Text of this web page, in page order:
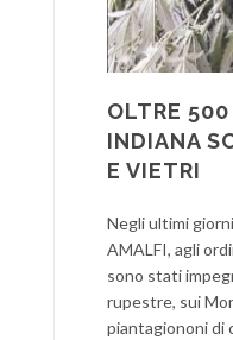
OLTRE
INDIANA
E VIETRI
Negli ultimi
AMALFI, agli
sono stati
rupestre, sui
piantagiononi di